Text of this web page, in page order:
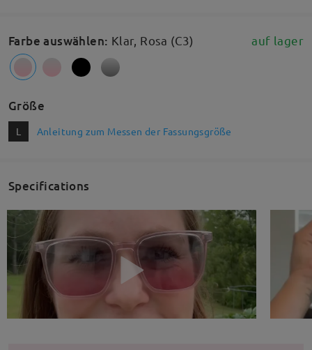
Farbe auswählen: Klar, Rosa (C3) auf lager
Größe
L Anleitung zum Messen der Fassungsgröße
Specifications